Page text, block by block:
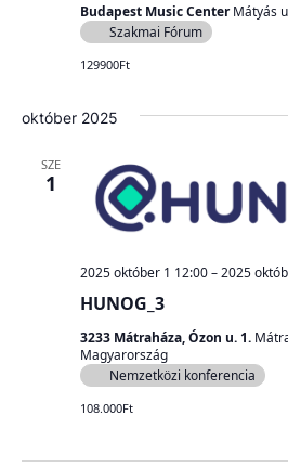
Budapest Music CenterMátyás
Szakmai Fórum
129900Ft
október 2025
SZE
1
HUNOG_3
2025 október 1 12:00–2025
3233 Mátraháza, Ózon u. 1.
Magyarország
Nemzetközi konferencia
108.000Ft